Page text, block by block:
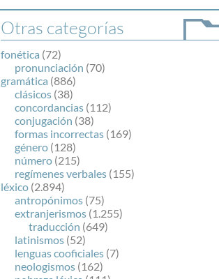
la Agencia Efe y la Real Academia
cuyo objetivo es colaborar con el buen uso
español en los medios de comunicación y
Internet.
Otras categorías
fonética (72)
pronunciación (70)
gramática (886)
clásicos (38)
concordancias (112)
conjugación (38)
formas incorrectas (169)
género (128)
número (215)
regímenes verbales (155)
léxico (2.894)
antropónimos (75)
extranjerismos (1.255)
traducción (649)
latinismos (52)
lenguas cooficiales (7)
neologismos (162)